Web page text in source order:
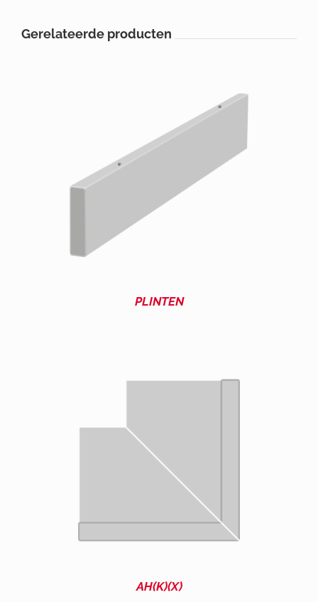
Gerelateerde producten
PLINTEN
AH(K)(X)